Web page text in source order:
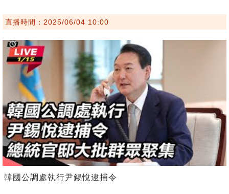
直播時間：2025/06/04 10:00
韓國公調處執行尹錫悅逮捕令